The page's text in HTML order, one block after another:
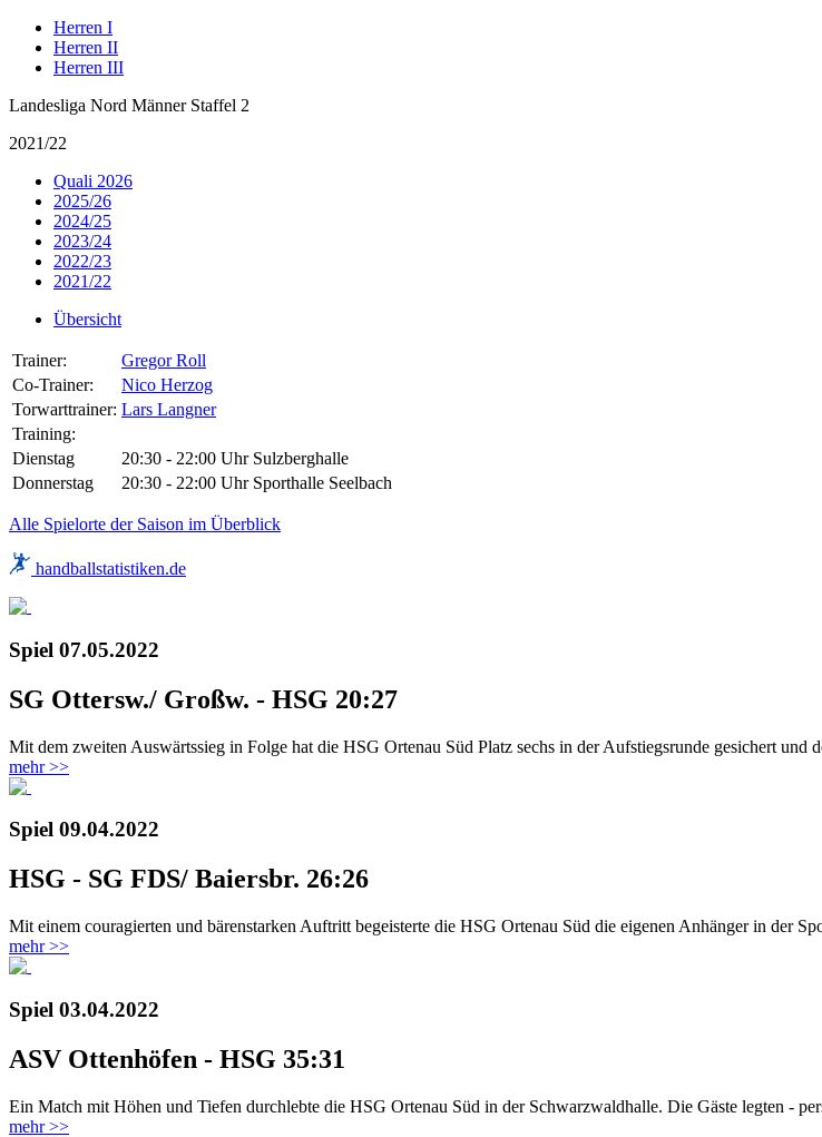
Herren I
Herren II
Herren III
Landesliga Nord Männer Staffel 2
2021/22
Quali 2026
2025/26
2024/25
2023/24
2022/23
2021/22
Übersicht
Trainer:
Gregor Roll
Co-Trainer:
Nico Herzog
Torwarttrainer: Lars Langner
Training:
Dienstag
20:30 - 22:00 Uhr Sulzberghalle
Donnerstag
20:30 - 22:00 Uhr Sporthalle Seelbach
Alle Spielorte der Saison im Überblick
handballstatistiken.de
Spiel 07.05.2022
SG Ottersw./ Großw. - HSG 20:27
Mit dem zweiten Auswärtssieg in Folge hat die HSG Ortenau Süd Platz sechs in der Aufstiegsrunde gesichert und
mehr >>
Spiel 09.04.2022
HSG - SG FDS/ Baiersbr. 26:26
Mit einem couragierten und bärenstarken Auftritt begeisterte die HSG Ortenau Süd die eigenen Anhänger in der
mehr >>
Spiel 03.04.2022
ASV Ottenhöfen - HSG 35:31
Ein Match mit Höhen und Tiefen durchlebte die HSG Ortenau Süd in der Schwarzwaldhalle. Die Gäste legten -
mehr >>